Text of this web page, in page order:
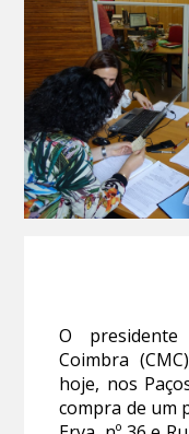
O
Coimbra
hoje, nos
compra de um